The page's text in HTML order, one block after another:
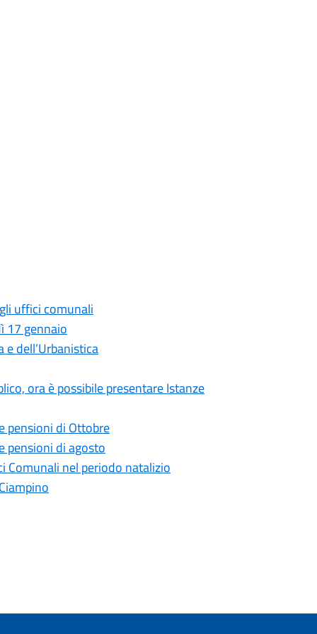
uffici comunali
17 gennaio
dell’Urbanistica
ora è possibile presentare Istanze
pensioni di Ottobre
pensioni di agosto
Comunali nel periodo natalizio